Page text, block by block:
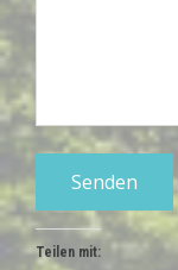
Teilen mit: